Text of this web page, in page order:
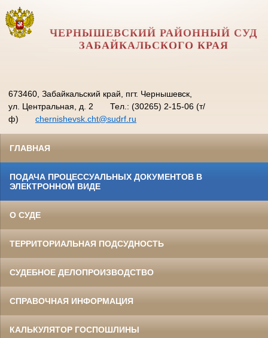
ЧЕРНЫШЕВСКИЙ РАЙОННЫЙ СУД
ЗАБАЙКАЛЬСКОГО КРАЯ
673460, Забайкальский край, пгт. Чернышевск,
ул. Центральная, д. 2
Тел.: (30265) 2-15-06 (т/
ф)
chernishevsk.cht@sudrf.ru
ГЛАВНАЯ
ПОДАЧА ПРОЦЕССУАЛЬНЫХ ДОКУМЕНТОВ В
ЭЛЕКТРОННОМ ВИДЕ
О СУДЕ
ТЕРРИТОРИАЛЬНАЯ ПОДСУДНОСТЬ
СУДЕБНОЕ ДЕЛОПРОИЗВОДСТВО
СПРАВОЧНАЯ ИНФОРМАЦИЯ
КАЛЬКУЛЯТОР ГОСПОШЛИНЫ